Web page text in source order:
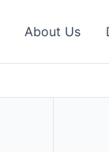
About Us